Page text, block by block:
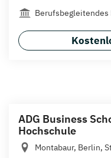
Berufsbegleitendes
ADG Business
Hochschule
Montabaur, Berlin,